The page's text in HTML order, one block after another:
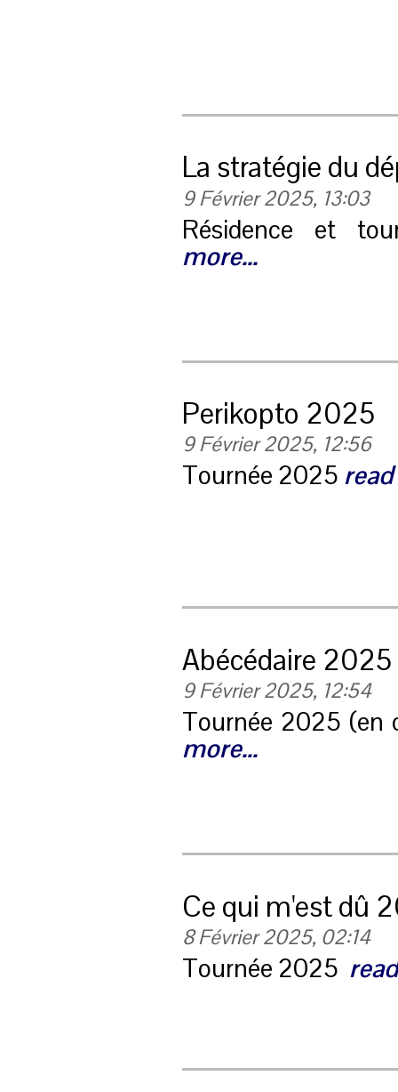
La stratégie du
9 Février 2025, 13:03
Résidence et
more...
Perikopto 2025
9 Février 2025, 12:56
Tournée 2025
Abécédaire 2025
9 Février 2025, 12:54
Tournée 2025
more...
Ce qui m'est dû
8 Février 2025, 02:14
Tournée 2025